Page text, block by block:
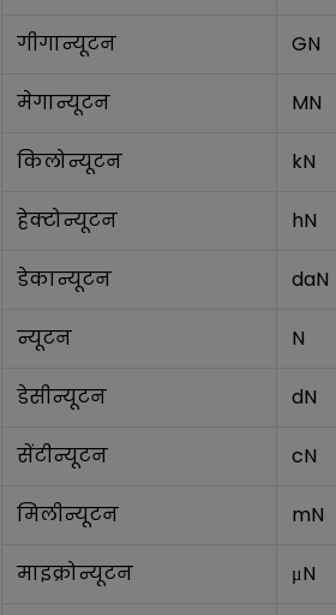
गीगान्यूटन GN
मेगान्यूटन MN
किलोन्यूटन kN
हेक्टोन्यूटन hN
डेकान्यूटन daN
न्यूटन N
डेसीन्यूटन dN
सेंटीन्यूटन cN
मिलीन्यूटन mN
माइक्रोन्यूटन μN